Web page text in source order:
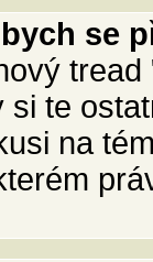
se
te
na